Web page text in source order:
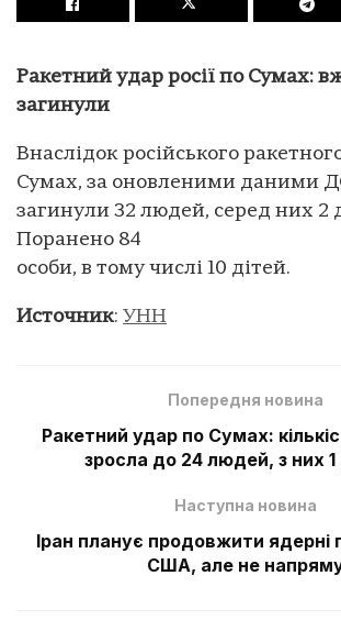
Ракетний удар росії по Сумах:
загинули
Внаслідок російського
Сумах, за оновленими даними
загинули 32 людей, серед них 2
Поранено 84
особи, в тому числі 10 дітей.
Источник: УНН
Попередня новина
Ракетний удар по Сумах:
зросла до 24 людей, з них
Наступна новина
Іран планує продовжити ядерні
США, але не